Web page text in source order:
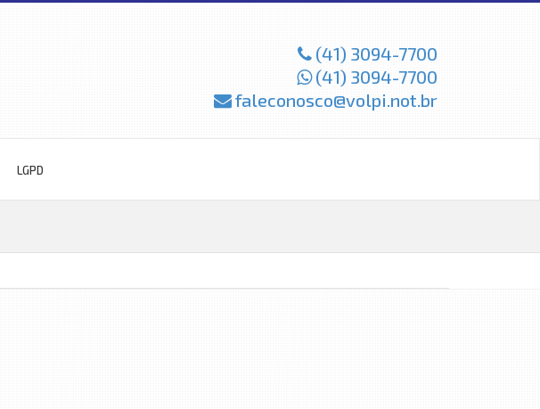
(41) 3094-7700
(41) 3094-7700
faleconosco@volpi.not.br
LGPD